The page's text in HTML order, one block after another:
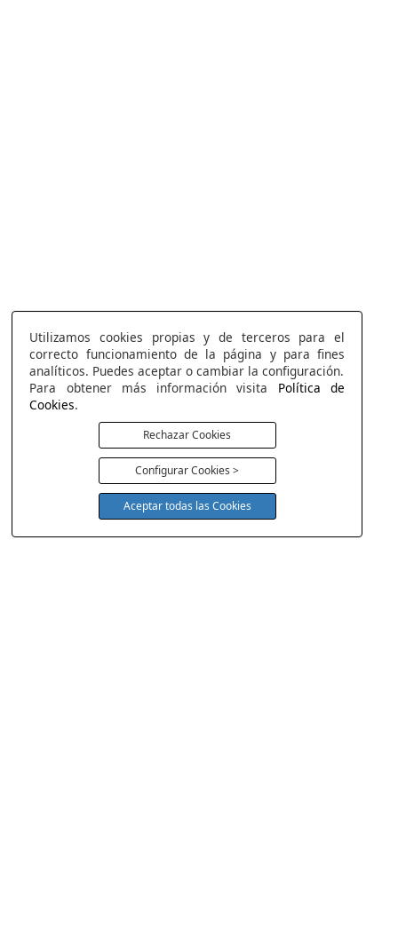
Utilizamos cookies propias y de terceros para el
correcto funcionamiento de la página y para fines
analíticos. Puedes aceptar o cambiar la configuración.
Para obtener más información visita Política de
Cookies.
Rechazar Cookies
Configurar Cookies >
Aceptar todas las Cookies